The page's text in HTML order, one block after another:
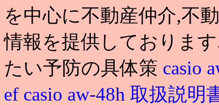
を中心に不動産仲介,不
情報を提供しておりま
たい予防の具体策 casio
ef casio aw-48h 取扱説明